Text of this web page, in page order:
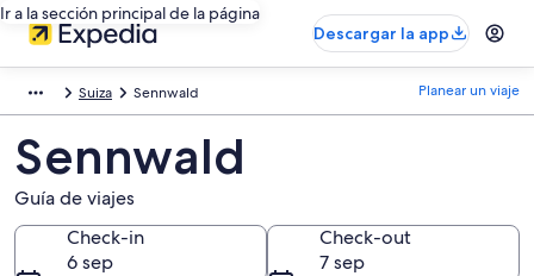
Ir a la sección principal de la página
Descargar la app
Suiza Sennwald Planear un viaje
Sennwald
Guía de viajes
Check-in
6 sep
Check-out
7 sep